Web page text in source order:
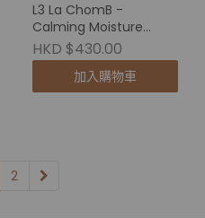
L3 La ChomB -
Calming Moisture
Repair Cream 鎮靜保濕
修護霜 60ml
HKD $430.00
加入購物車
2